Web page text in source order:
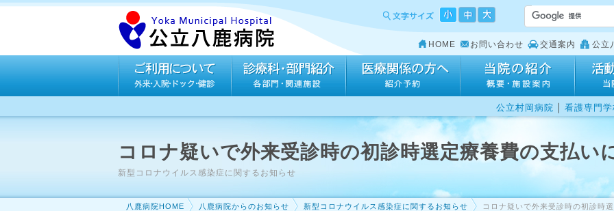
HOME お問い合わせ 交通案内 公立
公立村岡病院 ｜ 看護専門
コロナ疑いで外来受診時の初診時選定療養費の支払い
新型コロナウイルス感染症に関するお知らせ
八鹿病院HOME 八鹿病院からのお知らせ 新型コロナウイルス感染症に関するお知らせ コロナ疑いで外来受診時の初診時